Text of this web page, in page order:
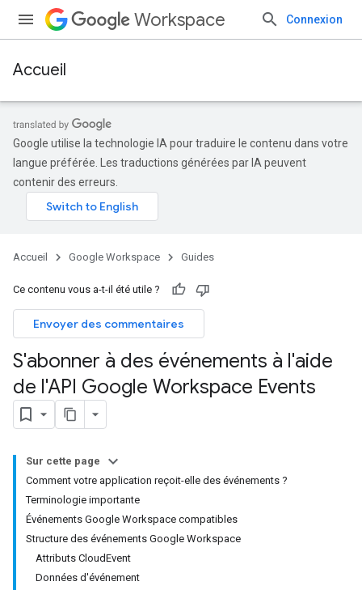
Workspace Connexion
Accueil
Google utilise la technologie IA pour traduire le contenu dans votre
langue préférée. Les traductions générées par IA peuvent
contenir des erreurs.
Accueil Google Workspace Guides
Ce contenu vous a-t-il été utile ?
Envoyer des commentaires
S'abonner à des événements à l'aide
de l'API Google Workspace Events
Sur cette page
Comment votre application reçoit-elle des événements ?
Terminologie importante
Événements Google Workspace compatibles
Structure des événements Google Workspace
Attributs CloudEvent
Données d'événement